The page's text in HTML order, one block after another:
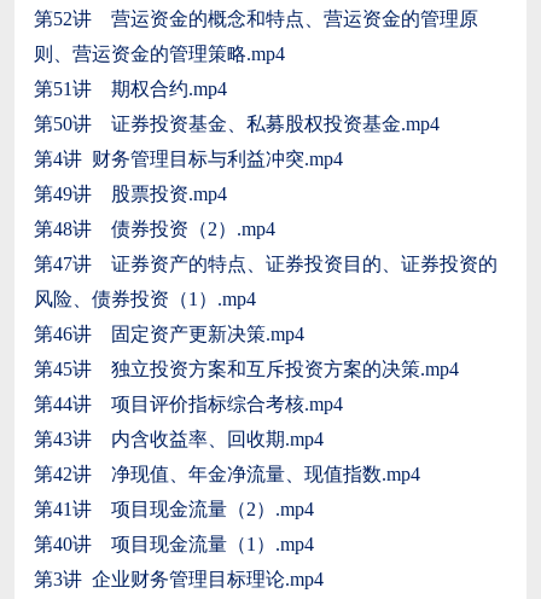
第52讲 营运资金的概念和特点、营运资金的管理原
则、营运资金的管理策略.mp4
第51讲 期权合约.mp4
第50讲 证券投资基金、私募股权投资基金.mp4
第4讲 财务管理目标与利益冲突.mp4
第49讲 股票投资.mp4
第48讲 债券投资（2）.mp4
第47讲 证券资产的特点、证券投资目的、证券投资的
风险、债券投资（1）.mp4
第46讲 固定资产更新决策.mp4
第45讲 独立投资方案和互斥投资方案的决策.mp4
第44讲 项目评价指标综合考核.mp4
第43讲 内含收益率、回收期.mp4
第42讲 净现值、年金净流量、现值指数.mp4
第41讲 项目现金流量（2）.mp4
第40讲 项目现金流量（1）.mp4
第3讲 企业财务管理目标理论.mp4